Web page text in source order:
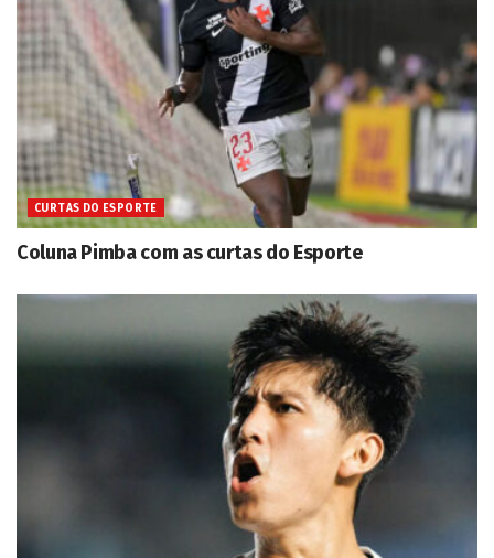
CURTAS DO ESPORTE
Coluna Pimba com as curtas do Esporte